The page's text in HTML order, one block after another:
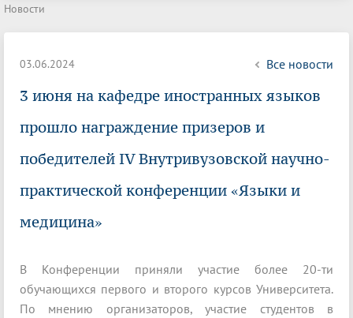
Новости
03.06.2024 Все новости
3 июня на кафедре иностранных языков
прошло награждение призеров и
победителей IV Внутривузовской научно-
практической конференции «Языки и
медицина»
В Конференции приняли участие более 20-ти
обучающихся первого и второго курсов Университета.
По мнению организаторов, участие студентов в